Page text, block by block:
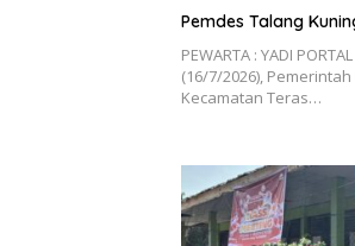
Pemdes Talang
PEWARTA : YADI
(16/7/2026),
Kecamatan Teras…